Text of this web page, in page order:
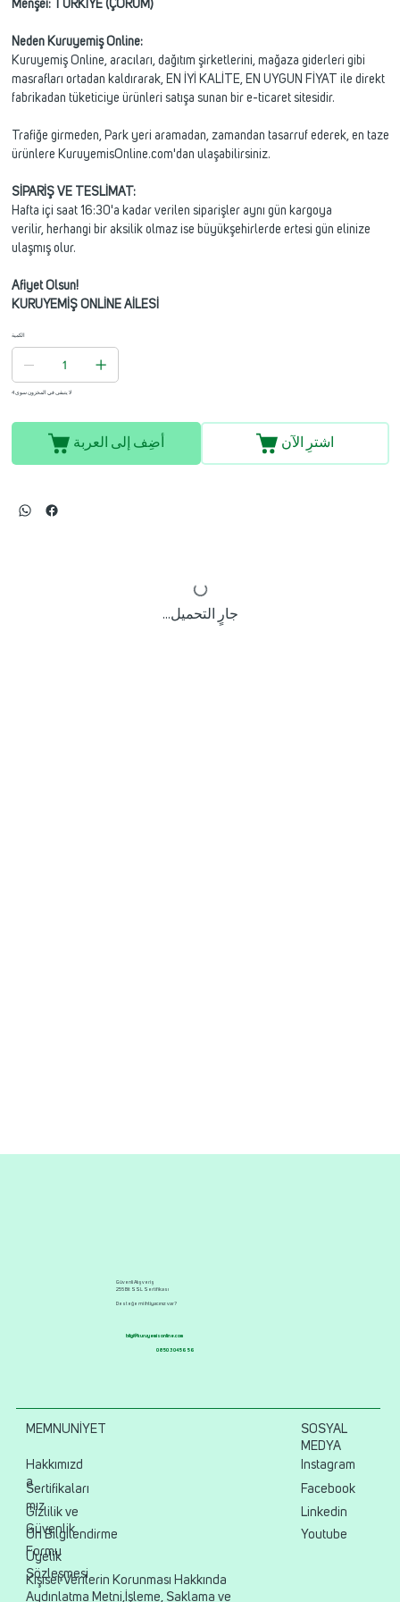
Menşei: TÜRKİYE (ÇORUM)
Neden Kuruyemiş Online:
Kuruyemiş Online, aracıları, dağıtım şirketlerini, mağaza giderleri gibi
masrafları ortadan kaldırarak, EN İYİ KALİTE, EN UYGUN FİYAT ile direkt
fabrikadan tüketiciye ürünleri satışa sunan bir e-ticaret sitesidir.
Trafiğe girmeden, Park yeri aramadan, zamandan tasarruf ederek, en taze
ürünlere KuruyemisOnline.com'dan ulaşabilirsiniz.
SİPARİŞ VE TESLİMAT:
Hafta içi saat 16:30'a kadar verilen siparişler aynı gün kargoya
verilir, herhangi bir aksilik olmaz ise büyükşehirlerde ertesi gün elinize
ulaşmış olur.
Afiyet Olsun!
KURUYEMİŞ ONLİNE AİLESİ
الكمية
لا يتبقى في المخزون سوى 4
أضِف إلى العربة اشترِ الآن
جارٍ التحميل...
Güvenli Alışveriş
256 Bit SSL Sertifikası
Desteğe mi ihtiyacınız var?
bilgi@kuruyemisonline.com
0850 304 56 56
Hakkımızd
a
Sertifikaları
mız
MEMNUNİYET
Gizlilik ve
Güvenlik
Ön Bilgilendirme
Formu
Üyelik
Sözleşmesi
Kişisel Verilerin Korunması Hakkında
Aydınlatma Metni,İşleme, Saklama ve
SOSYAL
MEDYA
Instagram
Facebook
Linkedin
Youtube